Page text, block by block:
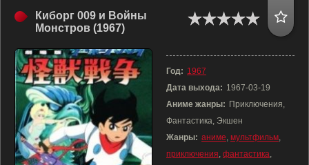
Киборг 009 и Войны
Монстров (1967)
Год: 1967
Дата выхода: 1967-03-19
Аниме жанры: Приключения,
Фантастика, Экшен
Жанры: аниме, мультфильм,
приключения, фантастика,